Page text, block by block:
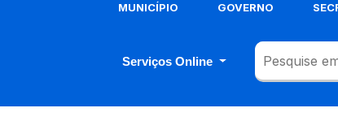
MUNICÍPIO GOVERNO
Serviços Online